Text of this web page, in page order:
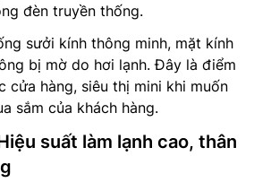
đèn truyền thống.
sưởi kính thông minh, mặt kính
bị mờ do hơi lạnh. Đây là điểm
cửa hàng, siêu thị mini khi muốn
sắm của khách hàng.
suất làm lạnh cao, thân